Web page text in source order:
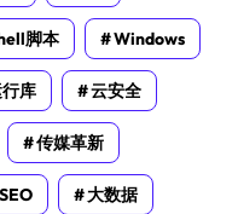
脚本 Windows
库 云安全
传媒革新
大数据